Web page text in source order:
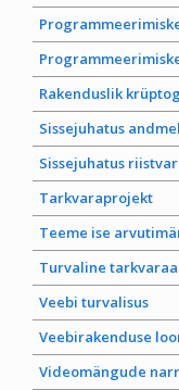
Rakenduslik
Sissejuhatus
Sissejuhatus
Tarkvaraprojekt
Teeme ise
Turvaline
Veebi turvalisus
Veebirakenduse
Videomängude